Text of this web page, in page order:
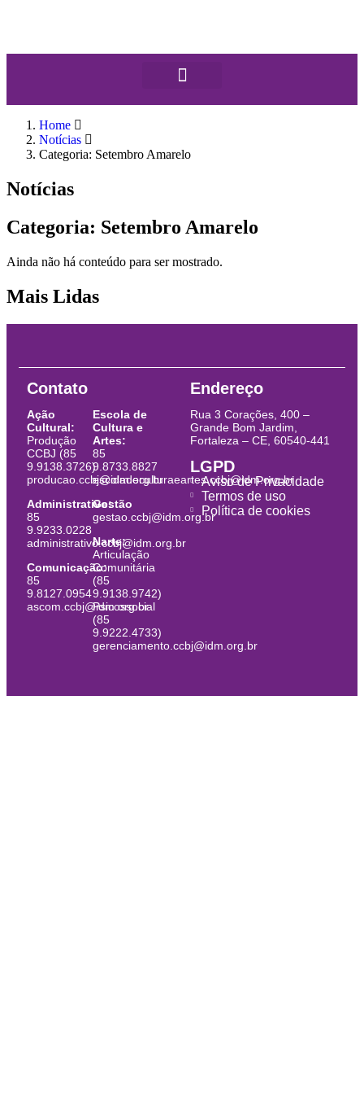
Home
Notícias
Categoria: Setembro Amarelo
Notícias
Categoria: Setembro Amarelo
Ainda não há conteúdo para ser mostrado.
Mais Lidas
Contato
Ação
Cultural:
Produção
CCBJ (85
9.9138.3726)
producao.ccbj@idm.org.br
Administrativo:
85
9.9233.0228
administrativo.ccbj@idm.org.br
Comunicação:
85
9.8127.0954
ascom.ccbj@idm.org.br
Escola de
Cultura e
Artes:
85
9.8733.8827
escoladeculturaeartes.ccbj@idm.org.br
Gestão
gestao.ccbj@idm.org.br
Narte:
Articulação
Comunitária
(85
9.9138.9742)
Psicossocial
(85
9.9222.4733)
gerenciamento.ccbj@idm.org.br
Endereço
Rua 3 Corações, 400 –
Grande Bom Jardim,
Fortaleza – CE, 60540-441
LGPD
Aviso de Privacidade
Termos de uso
Política de cookies